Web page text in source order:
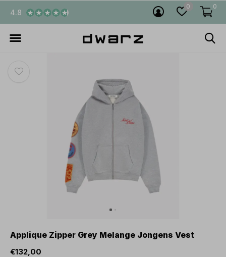
0 0
4.8
Applique Zipper Grey Melange Jongens Vest
€132,00